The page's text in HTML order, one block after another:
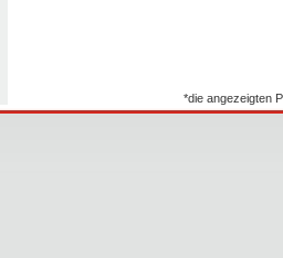
*die angezeigten